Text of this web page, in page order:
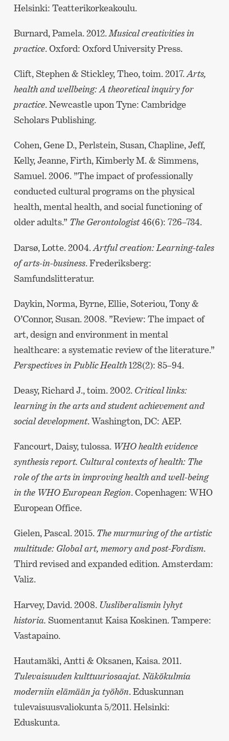
Helsinki: Teatterikorkeakoulu.
Burnard, Pamela. 2012.Musical creativities in
practice. Oxford: Oxford University Press.
Clift, Stephen & Stickley, Theo, toim. 2017.Arts,
health and wellbeing: A theoretical inquiry for
practice. Newcastle upon Tyne: Cambridge
Scholars Publishing.
Cohen, Gene D., Perlstein, Susan, Chapline, Jeff,
Kelly, Jeanne, Firth, Kimberly M. & Simmens,
Samuel. 2006. ”The impact of professionally
conducted cultural programs on the physical
health, mental health, and social functioning of
older adults.” The Gerontologist46(6): 726–734.
Darsø, Lotte. 2004.Artful creation: Learning-tales
of arts-in-business. Frederiksberg:
Samfundslitteratur.
Daykin, Norma, Byrne, Ellie, Soteriou, Tony &
O’Connor, Susan. 2008. ”Review: The impact of
art, design and environment in mental
healthcare: a systematic review of the literature.”
Perspectives in Public Health128(2): 85–94.
Deasy, Richard J., toim. 2002. Critical links:
learning in the arts and student achievement and
social development. Washington, DC: AEP.
Fancourt, Daisy, tulossa. WHO health evidence
synthesis report. Cultural contexts of health: The
role of the arts in improving health and well-being
in the WHO European Region. Copenhagen: WHO
European Office.
Gielen, Pascal. 2015. The murmuring of the artistic
multitude: Global art, memory and post-Fordism.
Third revised and expanded edition. Amsterdam:
Valiz.
Harvey, David. 2008. Uusliberalismin lyhyt
historia. Suomentanut Kaisa Koskinen. Tampere:
Vastapaino.
Hautamäki, Antti & Oksanen, Kaisa. 2011.
Tulevaisuuden kulttuuriosaajat. Näkökulmia
moderniin elämään ja työhön. Eduskunnan
tulevaisuusvaliokunta 5/2011. Helsinki:
Eduskunta.